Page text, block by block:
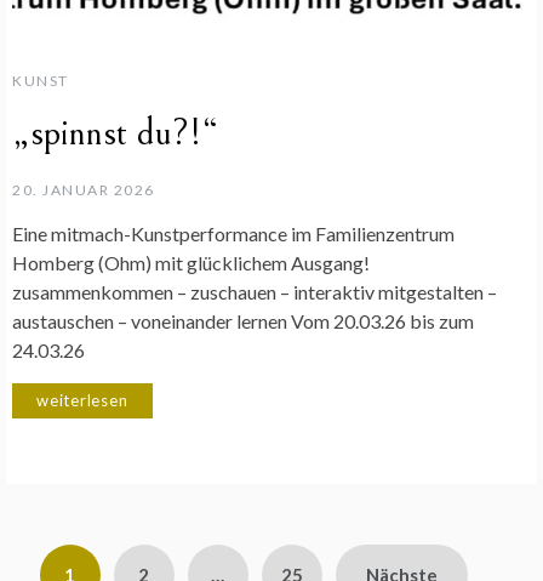
KUNST
„spinnst du?!“
20. JANUAR 2026
Eine mitmach-Kunstperformance im Familienzentrum
Homberg (Ohm) mit glücklichem Ausgang!
zusammenkommen – zuschauen – interaktiv mitgestalten –
austauschen – voneinander lernen Vom 20.03.26 bis zum
24.03.26
weiterlesen
1 2 … 25 Nächste